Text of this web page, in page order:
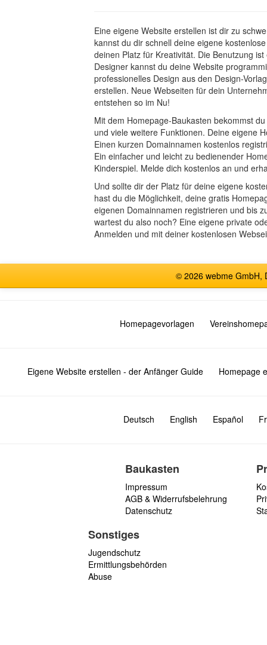
Eine eigene Website erstellen ist dir zu
kannst du dir schnell deine eigene
deinen Platz für Kreativität. Die Benutzung
Designer kannst du deine Website
professionelles Design aus den Design-
erstellen. Neue Webseiten für dein
entstehen so im Nu!
Mit dem Homepage-Baukasten bekommst
und viele weitere Funktionen. Deine eigene
Einen kurzen Domainnamen kostenlos
Ein einfacher und leicht zu bedienender
Kinderspiel. Melde dich kostenlos an und
Und sollte dir der Platz für deine eigene
hast du die Möglichkeit, deine gratis
eigenen Domainnamen registrieren und bis
wartest du also noch? Eine eigene private
Anmelden und mit deiner kostenlosen
© 2026 webme GmbH,
Homepagevorlagen
Eigene Website erstellen - der Anfänger Guide Homepage
Deutsch English Español
Baukasten
Impressum
AGB & Widerrufsbelehrung
Datenschutz
Sonstiges
Jugendschutz
Ermittlungsbehörden
Abuse